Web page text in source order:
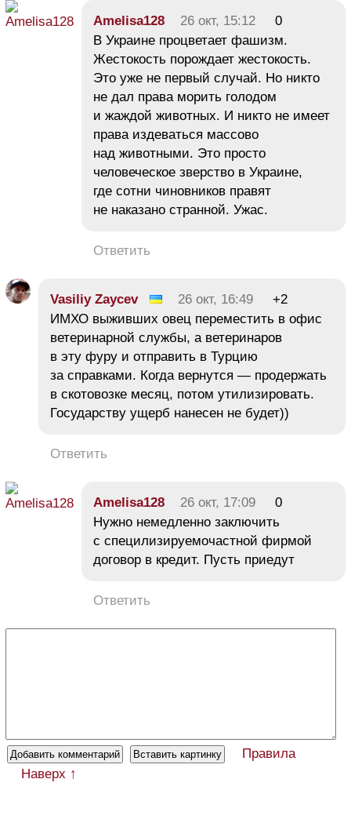
Amelisa128 26 окт, 15:12
0
В Украине процветает фашизм.
Жестокость порождает жестокость.
Это уже не первый случай. Но никто
не дал права морить голодом
и жаждой животных. И никто не имеет
права издеваться массово
над животными. Это просто
человеческое зверство в Украине,
где сотни чиновников правят
не наказано странной. Ужас.
Ответить
Vasiliy Zaycev 26 окт, 16:49
+2
ИМХО выживших овец переместить в офис
ветеринарной службы, а ветеринаров
в эту фуру и отправить в Турцию
за справками. Когда вернутся — продержать
в скотовозке месяц, потом утилизировать.
Государству ущерб нанесен не будет))
Ответить
Amelisa128 26 окт, 17:09
0
Нужно немедленно заключить
с специлизируемочастной фирмой
договор в кредит. Пусть приедут
Ответить
Правила
Наверх ↑